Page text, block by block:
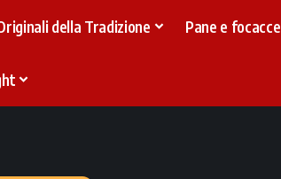
della Tradizione Pane e focacce